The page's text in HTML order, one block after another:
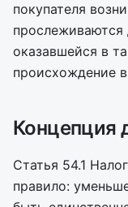
покупателя
прослеживаются
оказавшейся в
происхождение
Концепция
Статья 54.1
правило: